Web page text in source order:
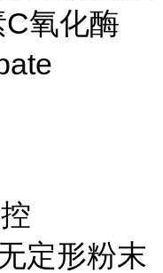
氧化酶
形粉末